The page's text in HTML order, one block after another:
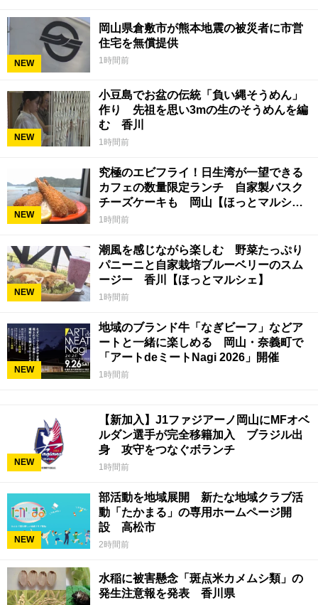
NEW
岡山県倉敷市が熊本地震の被災者に市営
住宅を無償提供
1時間前
NEW
小豆島でお盆の伝統「負い縄そうめん」
作り 先祖を思い3mの生のそうめんを編
む 香川
1時間前
NEW
究極のエビフライ！日生湾が一望できる
カフェの数量限定ランチ 自家製バスク
チーズケーキも 岡山【ほっとマルシ
ェ】
1時間前
NEW
潮風を感じながら楽しむ 野菜たっぷり
パニーニと自家栽培ブルーベリーのスム
ージー 香川【ほっとマルシェ】
1時間前
NEW
地域のブランド牛「なぎビーフ」などア
ートと一緒に楽しめる 岡山・奈義町で
「アートdeミートNagi 2026」開催
1時間前
NEW
【新加入】J1ファジアーノ岡山にMFオベ
ルダン選手が完全移籍加入 ブラジル出
身 攻守をつなぐボランチ
1時間前
NEW
部活動を地域展開 新たな地域クラブ活
動「たかまる」の専用ホームページ開
設 高松市
2時間前
水稲に被害懸念「斑点米カメムシ類」の
発生注意報を発表 香川県